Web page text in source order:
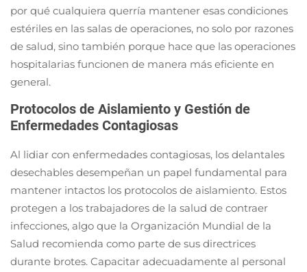
por qué cualquiera querría mantener esas condiciones
estériles en las salas de operaciones, no solo por razones
de salud, sino también porque hace que las operaciones
hospitalarias funcionen de manera más eficiente en
general.
Protocolos de Aislamiento y Gestión de
Enfermedades Contagiosas
Al lidiar con enfermedades contagiosas, los delantales
desechables desempeñan un papel fundamental para
mantener intactos los protocolos de aislamiento. Estos
protegen a los trabajadores de la salud de contraer
infecciones, algo que la Organización Mundial de la
Salud recomienda como parte de sus directrices
durante brotes. Capacitar adecuadamente al personal